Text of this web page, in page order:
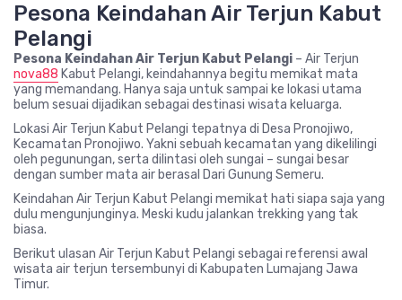
Pesona Keindahan Air Terjun Kabut
Pelangi
Pesona Keindahan Air Terjun Kabut Pelangi – Air Terjun
nova88 Kabut Pelangi, keindahannya begitu memikat mata
yang memandang. Hanya saja untuk sampai ke lokasi utama
belum sesuai dijadikan sebagai destinasi wisata keluarga.
Lokasi Air Terjun Kabut Pelangi tepatnya di Desa Pronojiwo,
Kecamatan Pronojiwo. Yakni sebuah kecamatan yang dikelilingi
oleh pegunungan, serta dilintasi oleh sungai – sungai besar
dengan sumber mata air berasal Dari Gunung Semeru.
Keindahan Air Terjun Kabut Pelangi memikat hati siapa saja yang
dulu mengunjunginya. Meski kudu jalankan trekking yang tak
biasa.
Berikut ulasan Air Terjun Kabut Pelangi sebagai referensi awal
wisata air terjun tersembunyi di Kabupaten Lumajang Jawa
Timur.